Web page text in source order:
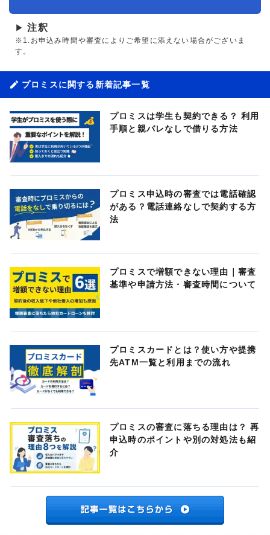
▶ 注釈
※1.お申込み時間や審査によりご希望に添えない場合がございま
す。
プロミスに関する新着記事一覧
プロミスは学生も契約できる？ 利用
手順と親バレなしで借りる方法
プロミス申込時の審査では電話確認
がある？電話連絡なしで契約する方
法
プロミスで増額できない理由｜審査
基準や申請方法・審査時間について
プロミスカードとは？使い方や提携
先ATM一覧と利用までの流れ
プロミスの審査に落ちる理由は？ 再
申込時のポイントや別の対処法も紹
介